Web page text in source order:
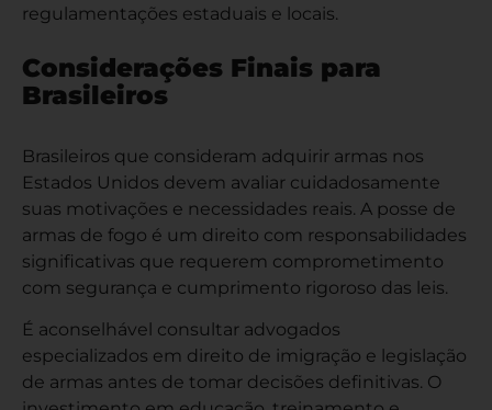
regulamentações estaduais e locais.
Considerações Finais para
Brasileiros
Brasileiros que consideram adquirir armas nos
Estados Unidos devem avaliar cuidadosamente
suas motivações e necessidades reais. A posse de
armas de fogo é um direito com responsabilidades
significativas que requerem comprometimento
com segurança e cumprimento rigoroso das leis.
É aconselhável consultar advogados
especializados em direito de imigração e legislação
de armas antes de tomar decisões definitivas. O